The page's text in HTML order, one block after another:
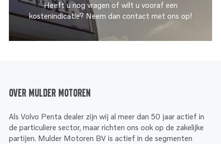
Heeft u nog vragen of wilt u vooraf een
kostenindicatie? Neem dan contact met ons op!
Over Mulder Motoren
Als Volvo Penta dealer zijn wij al meer dan 50 jaar actief in
de particuliere sector, maar richten ons ook op de zakelijke
partijen. Mulder Motoren BV is actief in de segmenten